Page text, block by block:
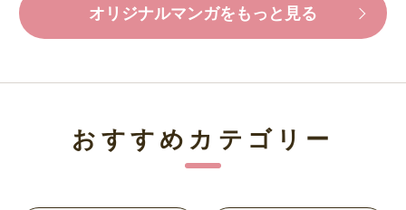
オリジナルマンガをもっと見る
おすすめカテゴリー